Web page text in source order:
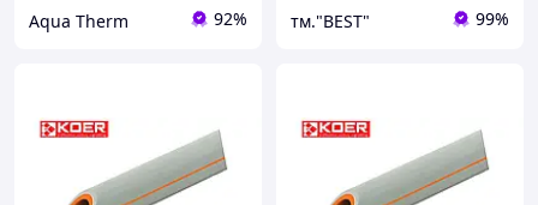
Aqua Therm 92% тм."BEST" 99%